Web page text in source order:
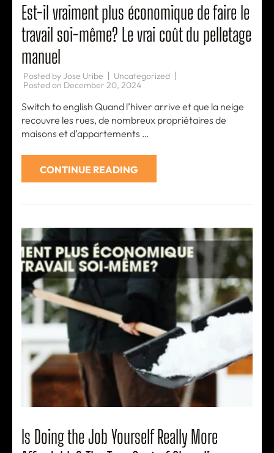
Est-il vraiment plus économique de faire le
travail soi-même? Le vrai coût du pelletage
manuel
Posted by Jose Uribe
Uncategorized
Posted on December 20, 2024
Switch to english Quand l’hiver arrive et que la neige
recouvre les rues, de nombreux propriétaires de
maisons et d’appartements …
CONTINUE READING
Is Doing the Job Yourself Really More